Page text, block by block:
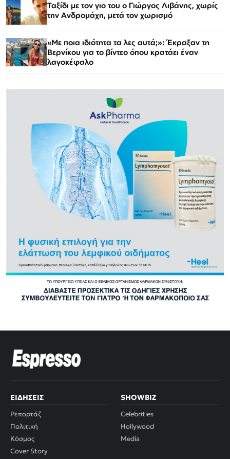
Ταξίδι με τον γιο του ο Γιώργος Λιβάνης, χωρίς
την Ανδρομάχη, μετά τον χωρισμό
«Με ποια ιδιότητα τα λες αυτά;»: Έκραξαν τη
Βερνίκου για το βίντεο όπου κρατάει έναν
λαγοκέφαλο
ΕΙΔΉΣΕΙΣ
Ρεπορτάζ
Πολιτική
Κόσμος
Cover Story
SHOWBIZ
Celebrities
Hollywood
Media